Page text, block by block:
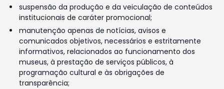
suspensão da produção e da veiculação de conteúdos
institucionais de caráter promocional;
manutenção apenas de notícias, avisos e
comunicados objetivos, necessários e estritamente
informativos, relacionados ao funcionamento dos
museus, à prestação de serviços públicos, à
programação cultural e às obrigações de
transparência;